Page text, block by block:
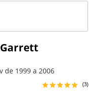
de 1999 a 2006
(3)